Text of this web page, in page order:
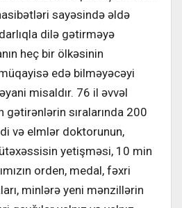
sayəsində əldə
dilə gətirməyə
heç bir ölkəsinin
edə bilməyəcəyi
misaldır. 76 il əvvəl
gətirənlərin sıralarında 200
və elmlər doktorunun,
yetişməsi, 10 min
orden, medal, fəxri
minlərə yeni mənzillərin